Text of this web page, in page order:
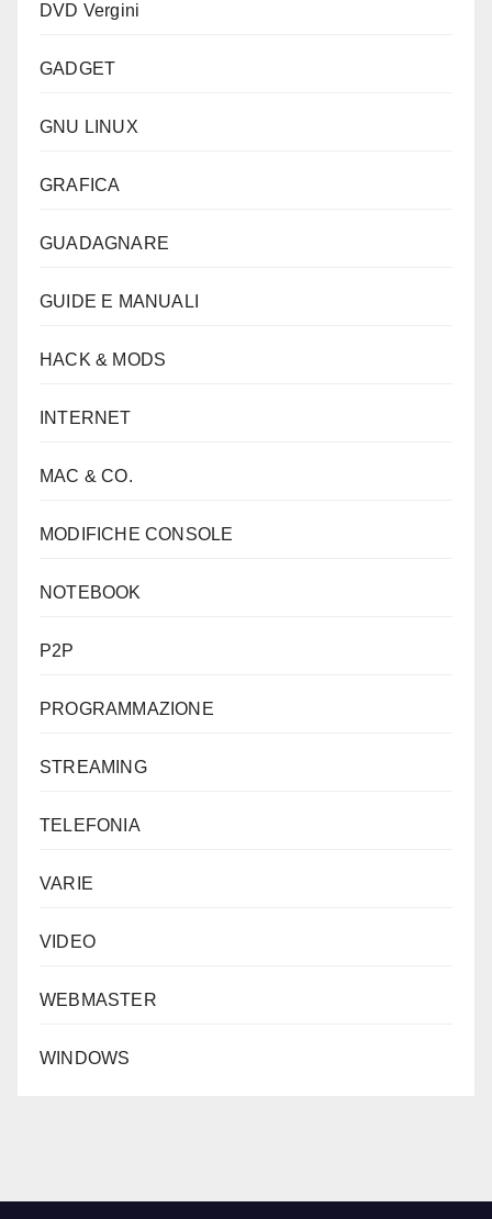
DVD Vergini
GADGET
GNU LINUX
GRAFICA
GUADAGNARE
GUIDE E MANUALI
HACK & MODS
INTERNET
MAC & CO.
MODIFICHE CONSOLE
NOTEBOOK
P2P
PROGRAMMAZIONE
STREAMING
TELEFONIA
VARIE
VIDEO
WEBMASTER
WINDOWS